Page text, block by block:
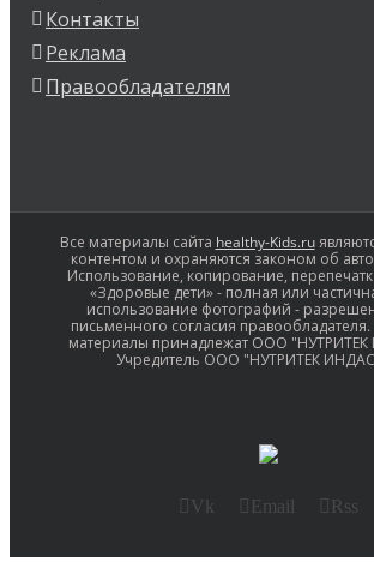
Контакты
Реклама
Правообладателям
Все материалы сайта healthy-Kids.ru
контентом и охраняются законом об
Использование, копирование,
«Здоровые дети» - полная или
использование фотографий -
письменного согласия
материалы принадлежат ООО
Учредитель ООО "НУТРИТЕК
Vk Email Rss